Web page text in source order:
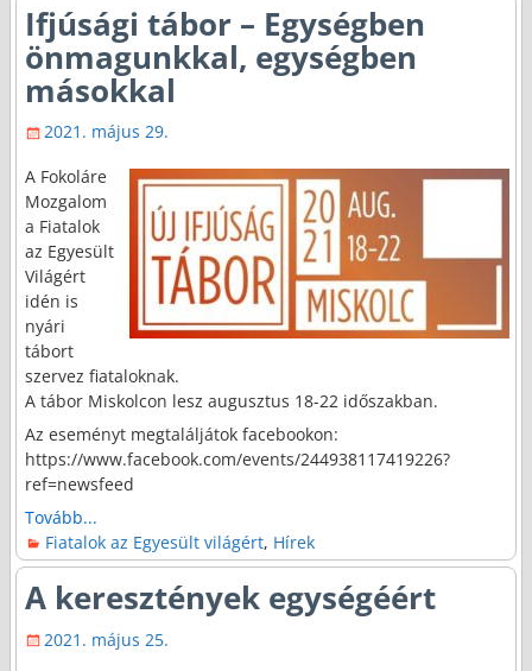
Ifjúsági tábor – Egységben
önmagunkkal, egységben
másokkal
2021. május 29.
A Fokoláre
Mozgalom
a Fiatalok
az Egyesült
Világért
idén is
nyári
tábort
szervez fiataloknak.
A tábor Miskolcon lesz augusztus 18-22 időszakban.
Az eseményt megtaláljátok facebookon:
https://www.facebook.com/events/244938117419226?
ref=newsfeed
Tovább...
Fiatalok az Egyesült világért, Hírek
A keresztények egységéért
2021. május 25.